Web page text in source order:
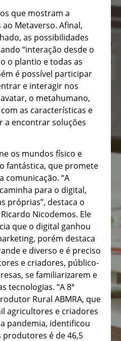
que mostram a
Metaverso. Afinal,
as possibilidades
“interação desde o
o plantio e todas as
é possível participar
e interagir nos
o metahumano,
as características e
a encontrar soluções
os mundos físico e
fantástica, que promete
comunicação. “A
para o digital,
próprias”, destaca o
Nicodemos. Ele
que o digital ganhou
porém destaca
e diverso e é preciso
e criadores, público-
se familiarizarem e
tecnologias. “A 8ª
Rural ABMRA, que
agricultores e criadores
pandemia, identificou
produtores é de 46,5